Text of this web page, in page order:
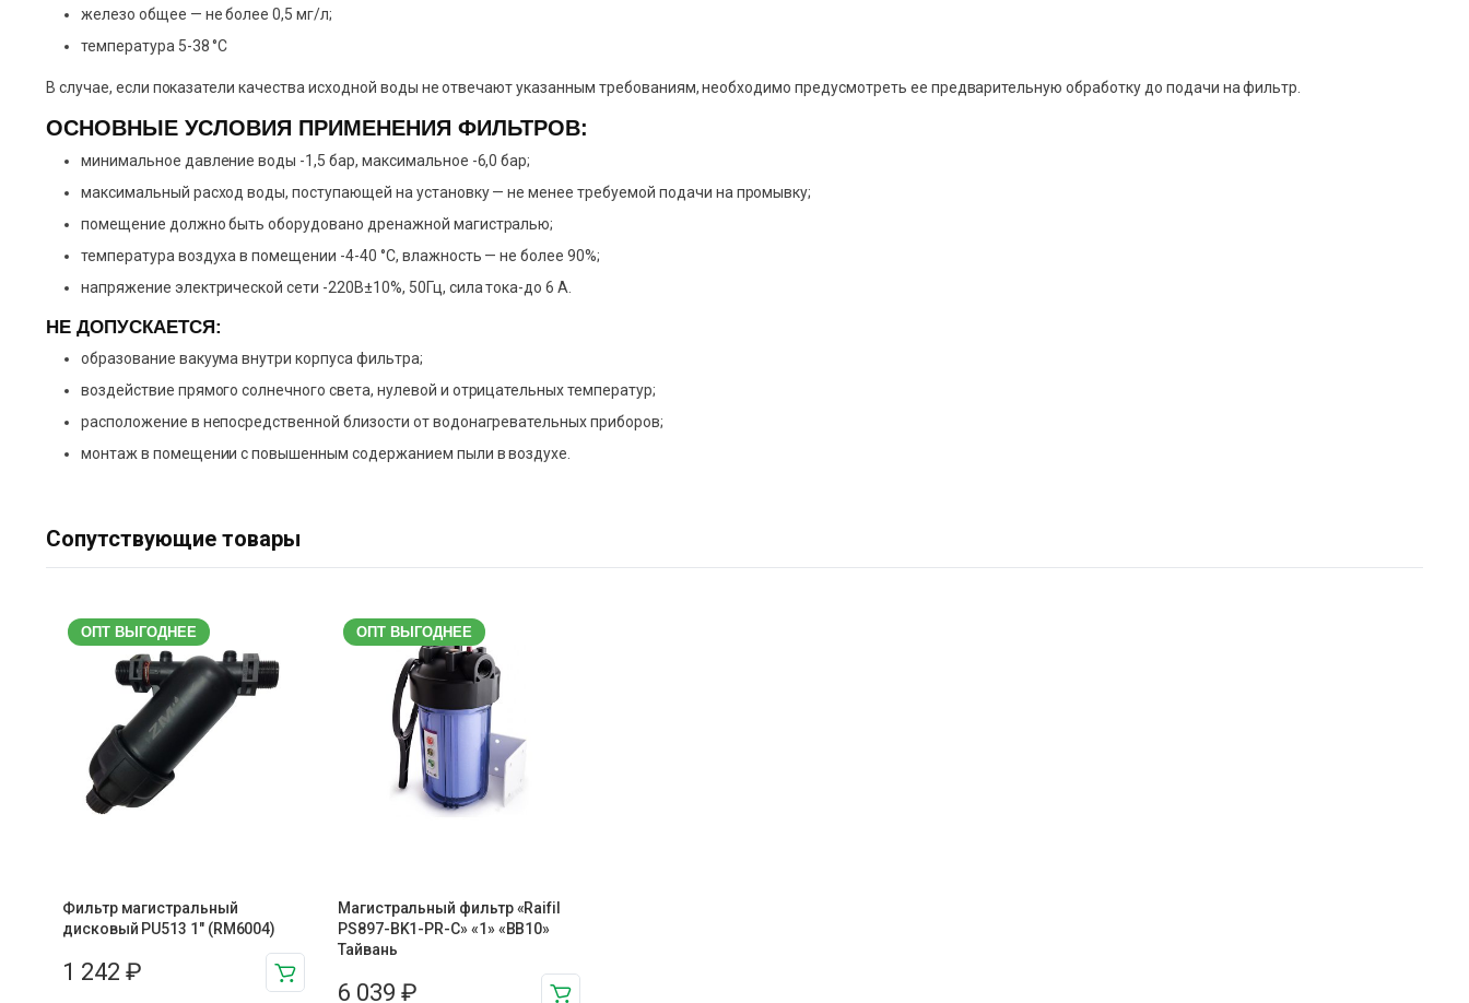
железо общее — не более 0,5 мг/л;
температура 5-38 °С
В случае, если показатели качества исходной воды не отвечают указанным требованиям, необходимо предусмотреть ее предварительную обработку до подачи на фильтр.
ОСНОВНЫЕ УСЛОВИЯ ПРИМЕНЕНИЯ ФИЛЬТРОВ:
минимальное давление воды -1,5 бар, максимальное -6,0 бар;
максимальный расход воды, поступающей на установку — не менее требуемой подачи на промывку;
помещение должно быть оборудовано дренажной магистралью;
температура воздуха в помещении -4-40 °С, влажность — не более 90%;
напряжение электрической сети -220В±10%, 50Гц, сила тока-до 6 А.
НЕ ДОПУСКАЕТСЯ:
образование вакуума внутри корпуса фильтра;
воздействие прямого солнечного света, нулевой и отрицательных температур;
расположение в непосредственной близости от водонагревательных приборов;
монтаж в помещении с повышенным содержанием пыли в воздухе.
Сопутствующие товары
ОПТ ВЫГОДНЕЕ
Фильтр магистральный
дисковый PU513 1″ (RM6004)
1 242 ₽
ОПТ ВЫГОДНЕЕ
Магистральный фильтр «Raifil
PS897-BK1-PR-С» «1» «BB10»
Тайвань
6 039 ₽